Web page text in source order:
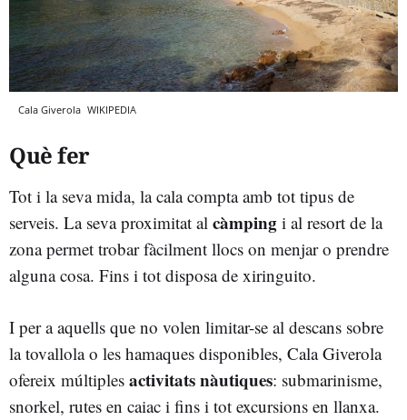
Cala Giverola WIKIPEDIA
Què fer
Tot i la seva mida, la cala compta amb tot tipus de
serveis. La seva proximitat al càmping i al resort de la
zona permet trobar fàcilment llocs on menjar o prendre
alguna cosa. Fins i tot disposa de xiringuito.
I per a aquells que no volen limitar-se al descans sobre
la tovallola o les hamaques disponibles, Cala Giverola
ofereix múltiples activitats nàutiques: submarinisme,
snorkel, rutes en caiac i fins i tot excursions en llanxa.